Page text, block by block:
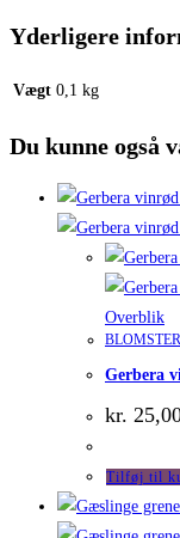
Yderligere
Vægt 0,1 kg
Du kunne også
Overblik
Gerbera
kr.
Tilføj til